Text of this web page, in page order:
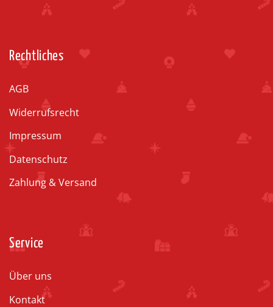
Rechtliches
AGB
Widerrufsrecht
Impressum
Datenschutz
Zahlung & Versand
Service
Über uns
Kontakt